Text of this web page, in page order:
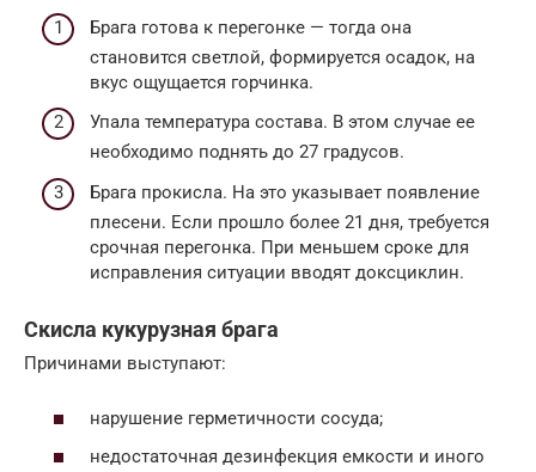
Брага готова к перегонке — тогда она
становится светлой, формируется осадок, на
вкус ощущается горчинка.
Упала температура состава. В этом случае ее
необходимо поднять до 27 градусов.
Брага прокисла. На это указывает появление
плесени. Если прошло более 21 дня, требуется
срочная перегонка. При меньшем сроке для
исправления ситуации вводят доксциклин.
Скисла кукурузная брага
Причинами выступают:
нарушение герметичности сосуда;
недостаточная дезинфекция емкости и иного